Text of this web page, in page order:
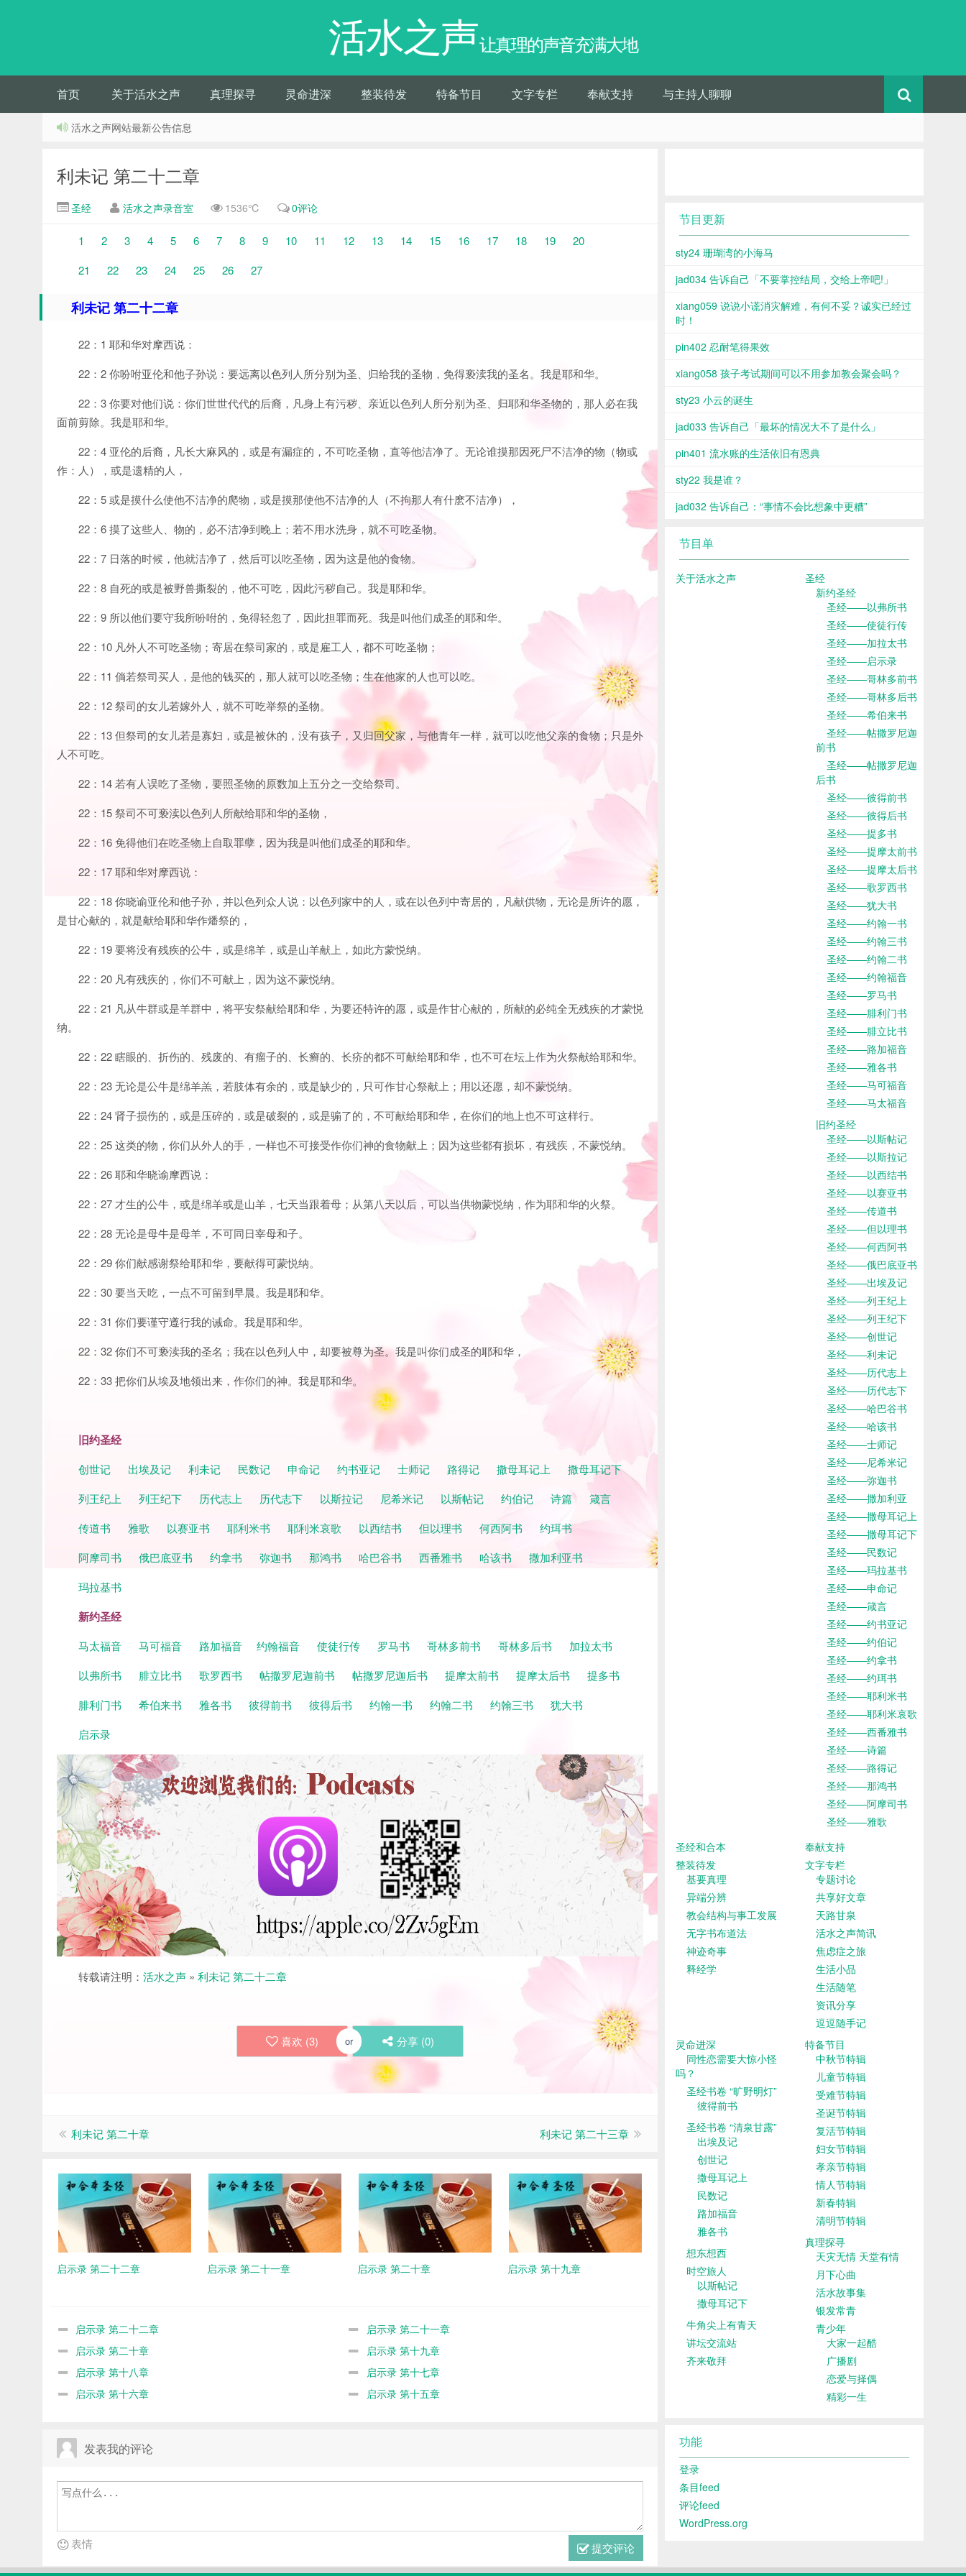
活水之声让真理的声音充满大地
首页 关于活水之声 真理探寻 灵命进深 整装待发 特备节目 文字专栏 奉献支持 与主持人聊聊
活水之声网站最新公告信息
利未记 第二十二章
圣经 活水之声录音室 1536℃ 0评论
1 2 3 4 5 6 7 8 9 10 11 12 13 14 15 16 17 18 19
20
21
22 23 24 25 26 27
利未记 第二十二章
22：1 耶和华对摩西说：
22：2 你吩咐亚伦和他子孙说：要远离以色列人所分别为圣、归给我的圣物，免得亵渎我的圣名。我是耶和华。
22：3 你要对他们说：你们世世代代的后裔，凡身上有污秽、亲近以色列人所分别为圣、归耶和华圣物的，那人必在我
面前剪除。我是耶和华。
22：4 亚伦的后裔，凡长大麻风的，或是有漏症的，不可吃圣物，直等他洁净了。无论谁摸那因死尸不洁净的物（物或
作：人），或是遗精的人，
22：5 或是摸什么使他不洁净的爬物，或是摸那使他不洁净的人（不拘那人有什麽不洁净），
22：6 摸了这些人、物的，必不洁净到晚上；若不用水洗身，就不可吃圣物。
22：7 日落的时候，他就洁净了，然后可以吃圣物，因为这是他的食物。
22：8 自死的或是被野兽撕裂的，他不可吃，因此污秽自己。我是耶和华。
22：9 所以他们要守我所吩咐的，免得轻忽了，因此担罪而死。我是叫他们成圣的耶和华。
22：10 凡外人不可吃圣物；寄居在祭司家的，或是雇工人，都不可吃圣物；
22：11 倘若祭司买人，是他的钱买的，那人就可以吃圣物；生在他家的人也可以吃。
22：12 祭司的女儿若嫁外人，就不可吃举祭的圣物。
22：13 但祭司的女儿若是寡妇，或是被休的，没有孩子，又归回父家，与他青年一样，就可以吃他父亲的食物；只是外
人不可吃。
22：14 若有人误吃了圣物，要照圣物的原数加上五分之一交给祭司。
22：15 祭司不可亵渎以色列人所献给耶和华的圣物，
22：16 免得他们在吃圣物上自取罪孽，因为我是叫他们成圣的耶和华。
22：17 耶和华对摩西说：
22：18 你晓谕亚伦和他子孙，并以色列众人说：以色列家中的人，或在以色列中寄居的，凡献供物，无论是所许的愿，
是甘心献的，就是献给耶和华作燔祭的，
22：19 要将没有残疾的公牛，或是绵羊，或是山羊献上，如此方蒙悦纳。
22：20 凡有残疾的，你们不可献上，因为这不蒙悦纳。
22：21 凡从牛群或是羊群中，将平安祭献给耶和华，为要还特许的愿，或是作甘心献的，所献的必纯全无残疾的才蒙悦
纳。
22：22 瞎眼的、折伤的、残废的、有瘤子的、长癣的、长疥的都不可献给耶和华，也不可在坛上作为火祭献给耶和华。
22：23 无论是公牛是绵羊羔，若肢体有余的，或是缺少的，只可作甘心祭献上；用以还愿，却不蒙悦纳。
22：24 肾子损伤的，或是压碎的，或是破裂的，或是骟了的，不可献给耶和华，在你们的地上也不可这样行。
22：25 这类的物，你们从外人的手，一样也不可接受作你们神的食物献上；因为这些都有损坏，有残疾，不蒙悦纳。
22：26 耶和华晓谕摩西说：
22：27 才生的公牛，或是绵羊或是山羊，七天当跟着母；从第八天以后，可以当供物蒙悦纳，作为耶和华的火祭。
22：28 无论是母牛是母羊，不可同日宰母和子。
22：29 你们献感谢祭给耶和华，要献得可蒙悦纳。
22：30 要当天吃，一点不可留到早晨。我是耶和华。
22：31 你们要谨守遵行我的诫命。我是耶和华。
22：32 你们不可亵渎我的圣名；我在以色列人中，却要被尊为圣。我是叫你们成圣的耶和华，
22：33 把你们从埃及地领出来，作你们的神。我是耶和华。
旧约圣经
创世记 出埃及记 利未记 民数记 申命记 约书亚记 士师记 路得记 撒母耳记上
撒母耳记下
列王纪上
列王纪下 历代志上 历代志下 以斯拉记 尼希米记 以斯帖记 约伯记 诗篇
箴言
传道书
雅歌 以赛亚书 耶利米书 耶利米哀歌 以西结书 但以理书 何西阿书
约珥书
阿摩司书
俄巴底亚书 约拿书 弥迦书 那鸿书 哈巴谷书 西番雅书 哈该书
撒加利亚书
玛拉基书
新约圣经
马太福音 马可福音 路加福音 约翰福音 使徒行传 罗马书 哥林多前书 哥林多后书
加拉太书
以弗所书
腓立比书 歌罗西书 帖撒罗尼迦前书 帖撒罗尼迦后书 提摩太前书 提摩太后书
提多书
腓利门书
希伯来书 雅各书 彼得前书 彼得后书 约翰一书 约翰二书 约翰三书
犹大书
启示录
转载请注明： 活水之声 » 利未记 第二十二章
喜欢 (3) or 分享 (0)
利未记 第二十章 利未记 第二十三章
启示录 第二十二章 启示录 第二十一章 启示录 第二十章 启示录 第十九章
启示录 第二十二章
启示录 第二十一章
启示录 第二十章
启示录 第十九章
启示录 第十八章
启示录 第十七章
启示录 第十六章
启示录 第十五章
发表我的评论
提交评论
表情
节目更新
sty24 珊瑚湾的小海马
jad034 告诉自己「不要掌控结局，交给上帝吧!」
xiang059 说说小谎消灾解难，有何不妥？诚实已经过
时！
pin402 忍耐笔得果效
xiang058 孩子考试期间可以不用参加教会聚会吗？
sty23 小云的诞生
jad033 告诉自己「最坏的情况大不了是什么」
pin401 流水账的生活依旧有恩典
sty22 我是谁？
jad032 告诉自己：“事情不会比想象中更糟”
节目单
关于活水之声
圣经
新约圣经
圣经——以弗所书
圣经——使徒行传
圣经——加拉太书
圣经——启示录
圣经——哥林多前书
圣经——哥林多后书
圣经——希伯来书
圣经——帖撒罗尼迦
前书
圣经——帖撒罗尼迦
后书
圣经——彼得前书
圣经——彼得后书
圣经——提多书
圣经——提摩太前书
圣经——提摩太后书
圣经——歌罗西书
圣经——犹大书
圣经——约翰一书
圣经——约翰三书
圣经——约翰二书
圣经——约翰福音
圣经——罗马书
圣经——腓利门书
圣经——腓立比书
圣经——路加福音
圣经——雅各书
圣经——马可福音
圣经——马太福音
旧约圣经
圣经——以斯帖记
圣经——以斯拉记
圣经——以西结书
圣经——以赛亚书
圣经——传道书
圣经——但以理书
圣经——何西阿书
圣经——俄巴底亚书
圣经——出埃及记
圣经——列王纪上
圣经——列王纪下
圣经——创世记
圣经——利未记
圣经——历代志上
圣经——历代志下
圣经——哈巴谷书
圣经——哈该书
圣经——士师记
圣经——尼希米记
圣经——弥迦书
圣经——撒加利亚
圣经——撒母耳记上
圣经——撒母耳记下
圣经——民数记
圣经——玛拉基书
圣经——申命记
圣经——箴言
圣经——约书亚记
圣经——约伯记
圣经——约拿书
圣经——约珥书
圣经——耶利米书
圣经——耶利米哀歌
圣经——西番雅书
圣经——诗篇
圣经——路得记
圣经——那鸿书
圣经——阿摩司书
圣经——雅歌
圣经和合本
奉献支持
整装待发
基要真理
异端分辨
教会结构与事工发展
无字书布道法
神迹奇事
释经学
文字专栏
专题讨论
共享好文章
天路甘泉
活水之声简讯
焦虑症之旅
生活小品
生活随笔
资讯分享
逗逗随手记
灵命进深
同性恋需要大惊小怪
吗？
圣经书卷 “旷野明灯”
彼得前书
圣经书卷 “清泉甘露”
出埃及记
创世记
撒母耳记上
民数记
路加福音
雅各书
想东想西
时空旅人
以斯帖记
撒母耳记下
牛角尖上有青天
讲坛交流站
齐来敬拜
特备节目
中秋节特辑
儿童节特辑
受难节特辑
圣诞节特辑
复活节特辑
妇女节特辑
孝亲节特辑
情人节特辑
新春特辑
清明节特辑
真理探寻
天灾无情 天堂有情
月下心曲
活水故事集
银发常青
青少年
大家一起酷
广播剧
恋爱与择偶
精彩一生
功能
登录
条目feed
评论feed
WordPress.org